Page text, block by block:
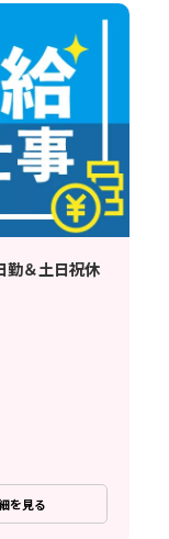
勤＆土日祝休
を見る